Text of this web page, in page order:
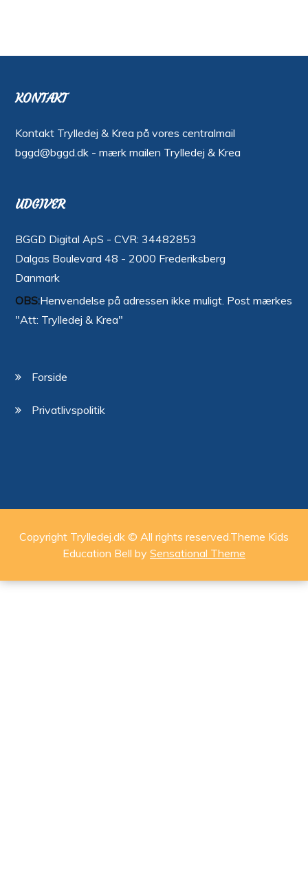
KONTAKT
Kontakt Trylledej & Krea på vores centralmail
bggd@bggd.dk - mærk mailen Trylledej & Krea
UDGIVER
BGGD Digital ApS - CVR: 34482853
Dalgas Boulevard 48 - 2000 Frederiksberg
Danmark
OBS:Henvendelse på adressen ikke muligt. Post mærkes
"Att: Trylledej & Krea"
Forside
Privatlivspolitik
Copyright Trylledej.dk © All rights reserved.Theme Kids
Education Bell by Sensational Theme